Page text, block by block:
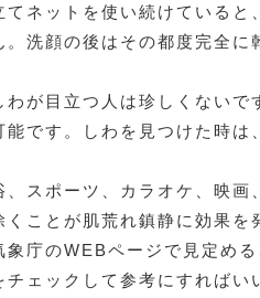
ネットを使い続けている
洗顔の後はその都度完全に
わが目立つ人は珍しくない
です。しわを見つけた時は
スポーツ、カラオケ、映画
ことが肌荒れ鎮静に効果を
庁のWEBページで見定め
ェックして参考にすればい